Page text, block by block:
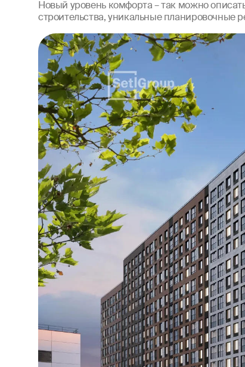
Новый уровень комфорта – так можно
строительства, уникальные планировочные